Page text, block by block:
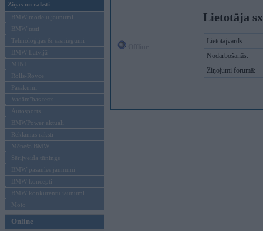
Ziņas un raksti
BMW modeļu jaunumi
BMW testi
Tehnoloģijas & sasniegumi
BMW Latvijā
MINI
Rolls-Royce
Pasākumi
Vadāmības tests
Autosports
BMWPower aktuāli
Reklāmas raksti
Mēneša BMW
Sērijveida tūnings
BMW pasaules jaunumi
BMW koncepti
BMW konkurentu jaunumi
Moto
Online
Lietotāja
Lietotājvārds:
Nodarbošanās:
Ziņojumi forumā: